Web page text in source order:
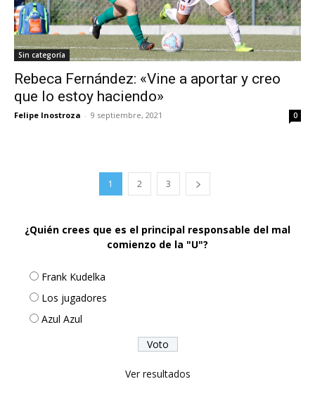
Sin categoría
Rebeca Fernández: «Vine a aportar y creo
que lo estoy haciendo»
Felipe Inostroza - 9 septiembre, 2021 0
1 2 3
¿Quién crees que es el principal responsable del mal
comienzo de la "U"?
Frank Kudelka
Los jugadores
Azul Azul
Ver resultados